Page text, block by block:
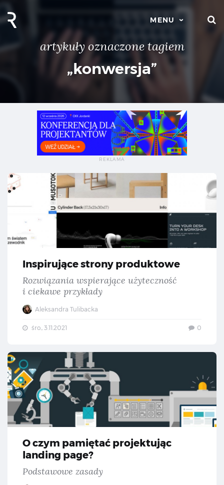
MENU
artykuły oznaczone tagiem
„konwersja”
Inspirujące strony produktowe
Rozwiązania wspierające użyteczność
i ciekawe przykłady
Aleksandra Tulibacka
śro., 3.11.2021 0
O czym pamiętać projektując
landing page?
Podstawowe zasady